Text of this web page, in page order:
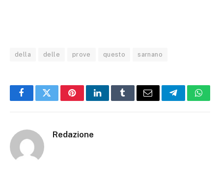
della delle prove questo sarnano
FacebookTwitterPinterestLinkedInTumblrEmail Telegram
Redazione